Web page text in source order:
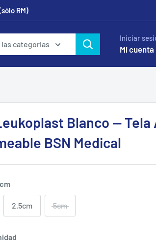
RM)
las categorias
Iniciar
Mi cuenta
Blanco — Tela
BSN Medical
2.5cm 5cm